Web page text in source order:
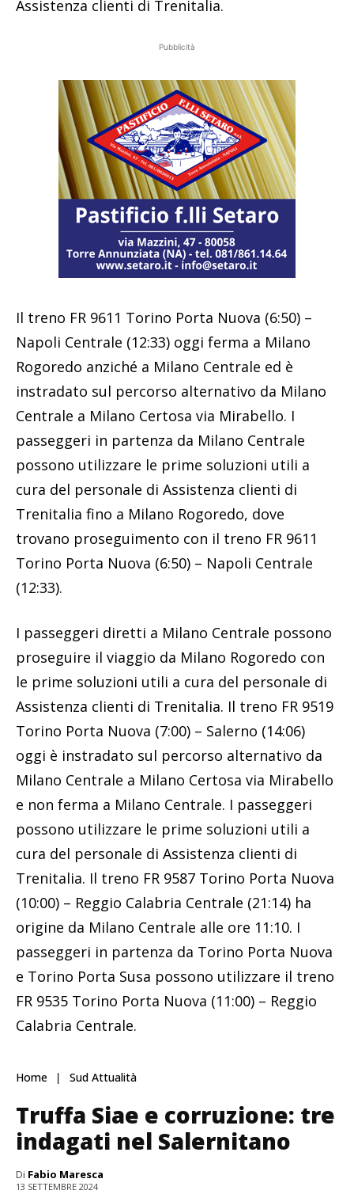
Assistenza clienti di Trenitalia.
Pubblicità
Il treno FR 9611 Torino Porta Nuova (6:50) –
Napoli Centrale (12:33) oggi ferma a Milano
Rogoredo anziché a Milano Centrale ed è
instradato sul percorso alternativo da Milano
Centrale a Milano Certosa via Mirabello. I
passeggeri in partenza da Milano Centrale
possono utilizzare le prime soluzioni utili a
cura del personale di Assistenza clienti di
Trenitalia fino a Milano Rogoredo, dove
trovano proseguimento con il treno FR 9611
Torino Porta Nuova (6:50) – Napoli Centrale
(12:33).
I passeggeri diretti a Milano Centrale possono
proseguire il viaggio da Milano Rogoredo con
le prime soluzioni utili a cura del personale di
Assistenza clienti di Trenitalia. Il treno FR 9519
Torino Porta Nuova (7:00) – Salerno (14:06)
oggi è instradato sul percorso alternativo da
Milano Centrale a Milano Certosa via Mirabello
e non ferma a Milano Centrale. I passeggeri
possono utilizzare le prime soluzioni utili a
cura del personale di Assistenza clienti di
Trenitalia. Il treno FR 9587 Torino Porta Nuova
(10:00) – Reggio Calabria Centrale (21:14) ha
origine da Milano Centrale alle ore 11:10. I
passeggeri in partenza da Torino Porta Nuova
e Torino Porta Susa possono utilizzare il treno
FR 9535 Torino Porta Nuova (11:00) – Reggio
Calabria Centrale.
Home Sud Attualità
Truffa Siae e corruzione: tre
indagati nel Salernitano
Di Fabio Maresca
13 SETTEMBRE 2024